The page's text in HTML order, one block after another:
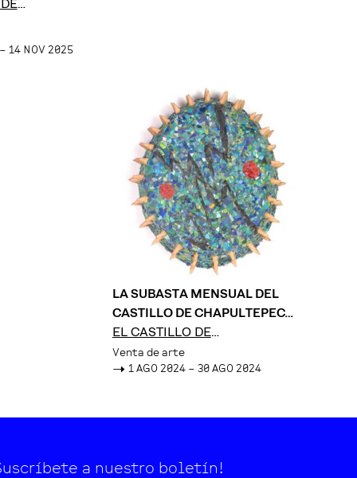
14 NOV 2025
LA SUBASTA MENSUAL DEL
CASTILLO DE CHAPULTEPEC:
AGOSTO 2024
EL CASTILLO DE
CHAPULTEPEC
Venta de arte
-> 1 AGO 2024 – 30 AGO 2024
a nuestro boletín!